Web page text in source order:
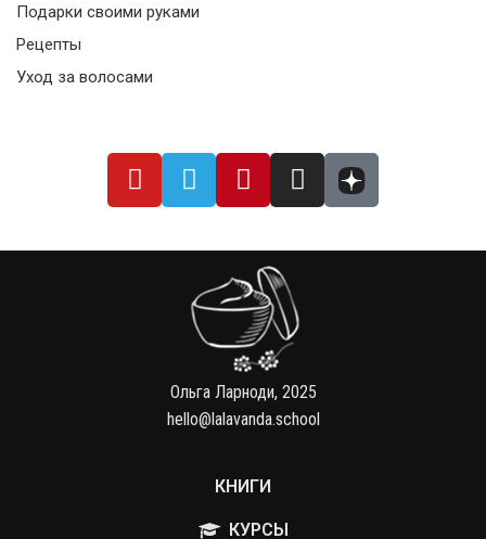
Подарки своими руками
Рецепты
Уход за волосами
Ольга Ларноди, 2025
hello@lalavanda.school
КНИГИ
КУРСЫ